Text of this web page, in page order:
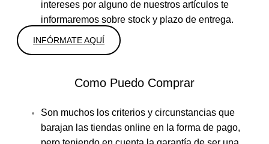
intereses por alguno de nuestros artículos te
informaremos sobre stock y plazo de entrega.
INFÓRMATE AQUÍ
Como Puedo Comprar
Son muchos los criterios y circunstancias que
barajan las tiendas online en la forma de pago,